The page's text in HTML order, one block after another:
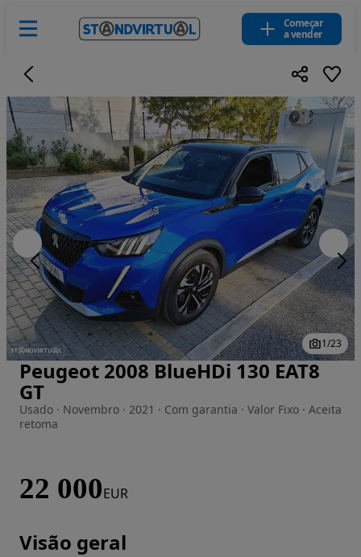
Começar
a vender
Imagem 1 de 23
1/23
Peugeot 2008 BlueHDi 130 EAT8
GT
Usado · Novembro · 2021 · Com garantia · Valor Fixo · Aceita
retoma
22 000EUR
Visão geral